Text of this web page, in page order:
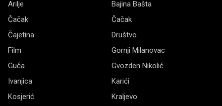
Arilje
Bajina Bašta
Čačak
Čačak
Čajetina
Društvo
Film
Gornji Milanovac
Guča
Gvozden Nikolić
Ivanjica
Karići
Kosjerić
Kraljevo